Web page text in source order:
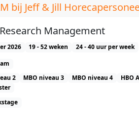
bij Jeff & Jill
Management
2026 19 - 52 weken
24 - 40 uur per week
2
MBO niveau 3 MBO niveau 4 HBO